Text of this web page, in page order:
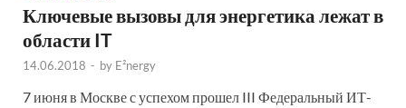
Ключевые вызовы для энергетика лежат в
области IT
14.06.2018 - by E²nergy
7 июня в Москве с успехом прошел III Федеральный ИТ-